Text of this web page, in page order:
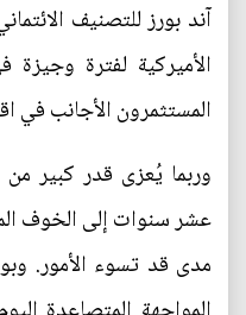
آند بورز للتصنيف
المستثمرون الأجانب في
وربما يُعزى قدر كبير من
عشر سنوات إلى الخوف
مدى قد تسوء الأمور.